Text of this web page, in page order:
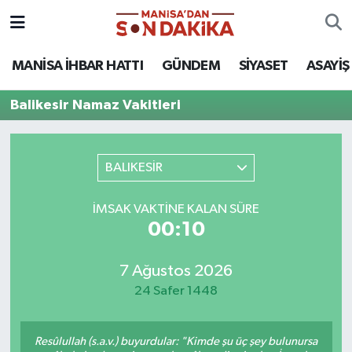
MANİSA İHBAR HATTI GÜNDEM SİYASET ASAYİŞ
Balikesir Namaz Vakitleri
BALIKESİR
İMSAK VAKTINE KALAN SÜRE
00:10
7 Ağustos 2026
24 Safer 1448
Resûlullah (s.a.v.) buyurdular: "Kimde şu üç şey bulunursa
ASAYİŞ
GÜNDEM
MAGAZİN
MANİSA'DA TRAFİK
YAŞAM
Hava Durumu
Trafik Durumu
Tüm Manşetler
Son Dakika Haberleri